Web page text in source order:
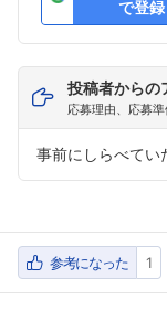
で登録
投稿者からの
応募理由、応募
事前にしらべてい
参考になった 1